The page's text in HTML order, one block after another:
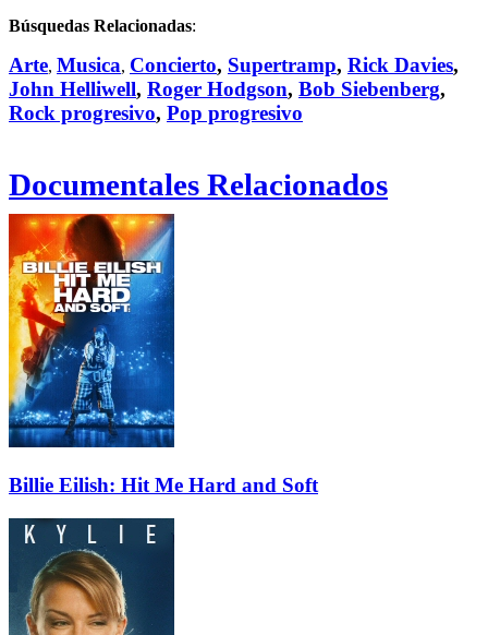
Búsquedas Relacionadas:
Arte, Musica, Concierto, Supertramp, Rick Davies,
John Helliwell, Roger Hodgson, Bob Siebenberg,
Rock progresivo, Pop progresivo
Documentales Relacionados
Billie Eilish: Hit Me Hard and Soft